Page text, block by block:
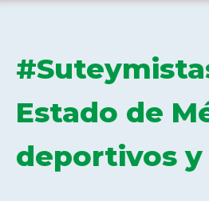
Estado de
deportivos y